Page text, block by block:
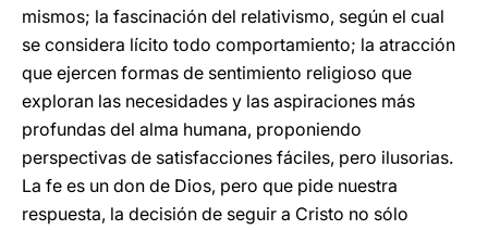
mismos; la fascinación del relativismo, según el cual
se considera lícito todo comportamiento; la atracción
que ejercen formas de sentimiento religioso que
exploran las necesidades y las aspiraciones más
profundas del alma humana, proponiendo
perspectivas de satisfacciones fáciles, pero ilusorias.
La fe es un don de Dios, pero que pide nuestra
respuesta, la decisión de seguir a Cristo no sólo